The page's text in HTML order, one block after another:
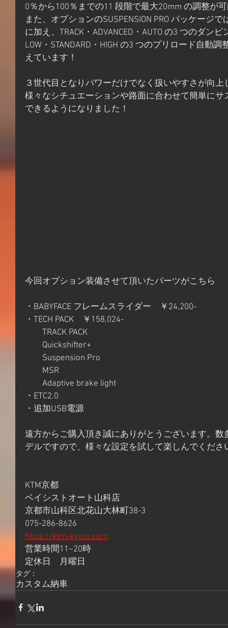
0％から100％までの11 段階で最大20mm の調整が
また、オプションのSUSPENSION PRO パッケージ
に加え、TRACK・ADVANCED・AUTO の3 つのダン
LOW・STANDARD・HIGH の3 つのプリロード自動
えています！
３世代目となりパワーだけでなく扱いやすさが向上
様々なシチュエーションや路面に合わせて簡単に
できるようになりました！
今回オプション装備させて頂いたパーツがこちら
・BABYFACE フレームスライダー　￥24,200-
・TECH PACK　￥158,024-
TRACK PACK
Quickshifter+
Suspension Pro
MSR
Adaptive brake light
・ETC2.0
・追加USB電源
遠方からご購入頂き誠にありがとうございます。
デルですので、様々な設定を試して楽しんでくださ
KTM京都
ベイシストオート山科店
京都市山科区北花山大林町38-3
075-286-8626
https://ktm-kyoto.com
営業時間11~20時
定休日　月曜日
タグ：
カスタム納車